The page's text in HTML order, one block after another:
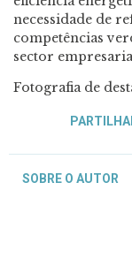
necessidade de
competências
sector
Fotografia de
SOBRE O AUTOR